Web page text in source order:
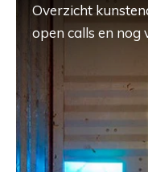
Overzicht
open calls en nog